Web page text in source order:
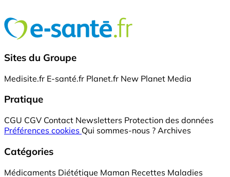
Sites du Groupe
Medisite.fr E-santé.fr Planet.fr New Planet Media
Pratique
CGU CGV Contact Newsletters Protection des données
Préférences cookies Qui sommes-nous ? Archives
Catégories
Médicaments Diététique Maman Recettes Maladies